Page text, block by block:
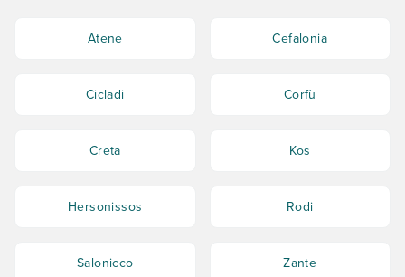
Atene Cefalonia
Cicladi Corfù
Creta Kos
Hersonissos Rodi
Salonicco Zante